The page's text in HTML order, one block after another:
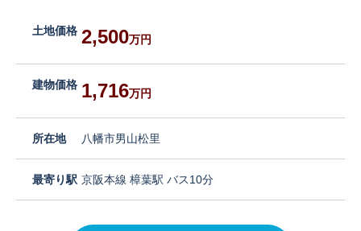
土地価格 2,500万円
建物価格 1,716万円
所在地 八幡市男山松里
最寄り駅 京阪本線 樟葉駅 バス10分